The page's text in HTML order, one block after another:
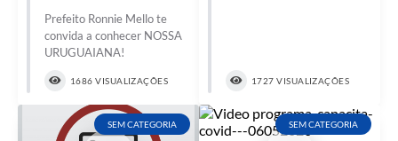
Nota Fiscal Eletrônica
ITBI Online
Prefeito Ronnie Mello te
convida a conhecer NOSSA
URUGUAIANA!
1686 VISUALIZAÇÕES 1727 VISUALIZAÇÕES
SEM CATEGORIA SEM CATEGORIA